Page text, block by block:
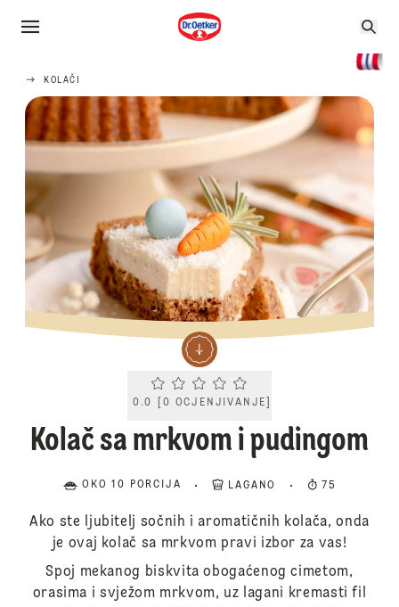
KOLAČI
Current rating 0.0. Click to rate.
0.0 [0 OCJENJIVANJE
Kolač sa mrkvom i pudingom
OKO 10 PORCIJA LAGANO 75
Ako ste ljubitelj sočnih i aromatičnih kolača, onda
je ovaj kolač sa mrkvom pravi izbor za vas!
Spoj mekanog biskvita obogaćenog cimetom,
orasima i svježom mrkvom, uz lagani kremasti fil